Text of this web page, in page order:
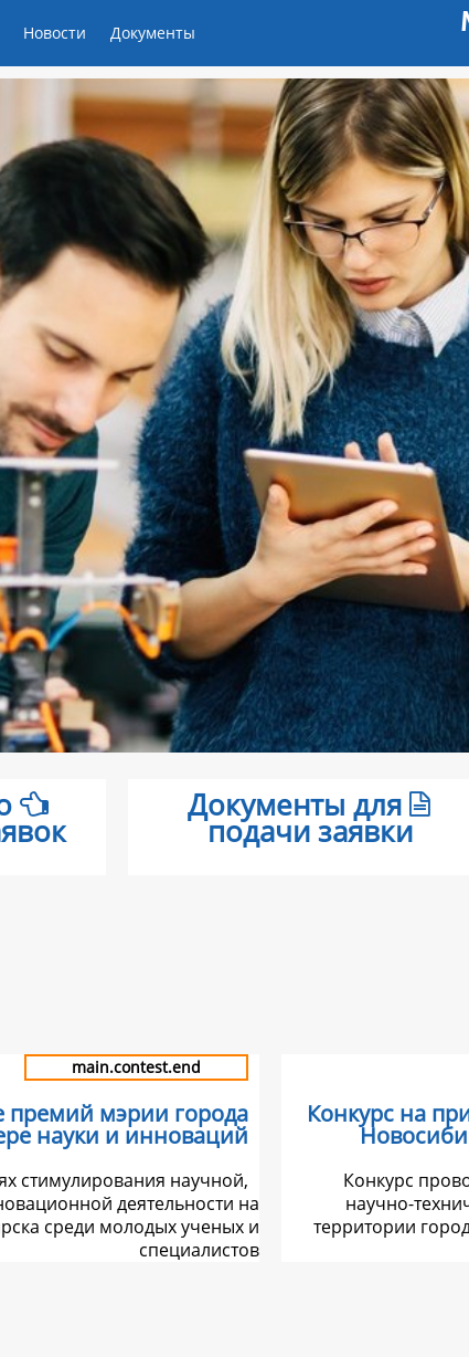
Документы
Новости
Документы для
подачи заявки
Конкурс на
Конкурс
научно-
территории
main.contest.end
премий мэрии города
науки и инноваций
стимулирования научной,
деятельности на
среди молодых ученых и
специалистов